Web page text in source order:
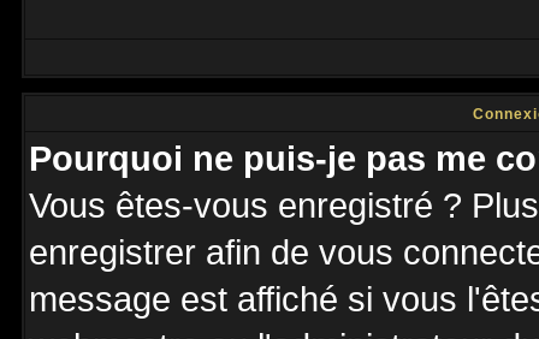
Pourquoi ne puis-je pas me
Vous êtes-vous enregistré ?
enregistrer afin de vous
message est affiché si vous